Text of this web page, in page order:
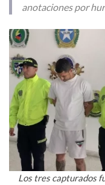
anotaciones por
Los tres capturados